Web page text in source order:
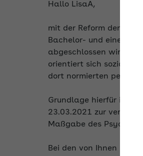
Hallo LisaA,
mit der Reform der
Bachelor- und einem
abgeschlossen wird.
orientiert sich
dort normierten
Grundlage hierfür ist
23.03.2021 zur
Maßgabe des
Bei den von Ihnen